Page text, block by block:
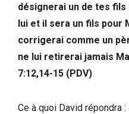
désignerai un de tes
lui et il sera un fils pour
corrigerai comme un
ne lui retirerai jamais
7:12,14-15 (PDV)
Ce à quoi David répondra :